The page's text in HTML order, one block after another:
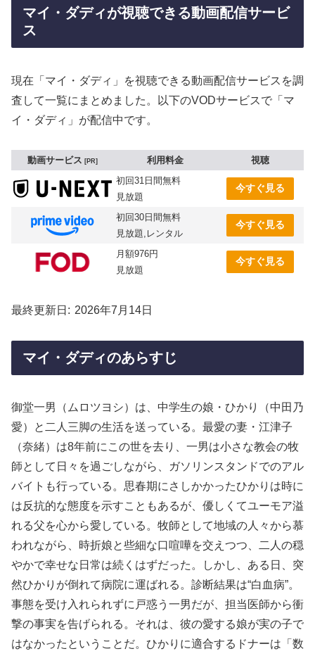
マイ・ダディが視聴できる動画配信サービ
ス
現在「マイ・ダディ」を視聴できる動画配信サービスを調
査して一覧にまとめました。以下のVODサービスで「マ
イ・ダディ」が配信中です。
動画サービス PR 利用料金
視聴
初回31日間無料
見放題
今すぐ見る
初回30日間無料
見放題,レンタル
今すぐ見る
月額976円
見放題
今すぐ見る
最終更新日 2026年7月14日
マイ・ダディのあらすじ
御堂一男（ムロツヨシ）は、中学生の娘・ひかり（中田乃
愛）と二人三脚の生活を送っている。最愛の妻・江津子
（奈緒）は8年前にこの世を去り、一男は小さな教会の牧
師として日々を過ごしながら、ガソリンスタンドでのアル
バイトも行っている。思春期にさしかかったひかりは時に
は反抗的な態度を示すこともあるが、優しくてユーモア溢
れる父を心から愛している。牧師として地域の人々から慕
われながら、時折娘と些細な口喧嘩を交えつつ、二人の穏
やかで幸せな日常は続くはずだった。しかし、ある日、突
然ひかりが倒れて病院に運ばれる。診断結果は“白血病”。
事態を受け入れられずに戸惑う一男だが、担当医師から衝
撃の事実を告げられる。それは、彼の愛する娘が実の子で
はなかったということだ。ひかりに適合するドナーは「数